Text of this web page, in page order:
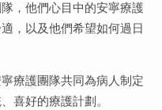
，他們心目中的安寧療護
，以及他們希望如何過日
療護團隊共同為病人制定
喜好的療護計劃。